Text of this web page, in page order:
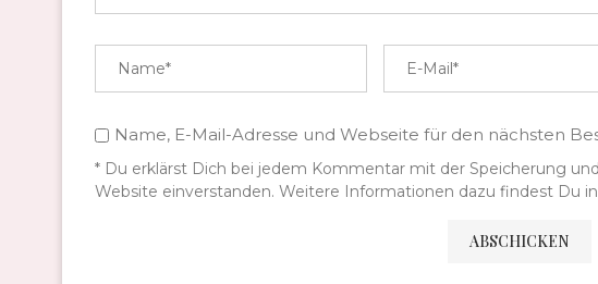
Name, E-Mail-Adresse und Webseite für den nächsten
* Du erklärst Dich bei jedem Kommentar mit der Speicherung
Website einverstanden. Weitere Informationen dazu findest Du